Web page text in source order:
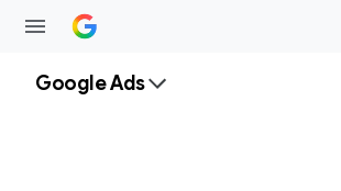
Google Ads